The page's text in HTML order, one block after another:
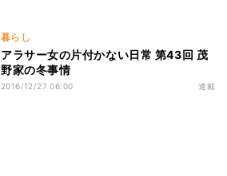
暮らし
アラサー女の片付かない日常 第43回 茂
野家の冬事情
2016/12/27 06:00 連載